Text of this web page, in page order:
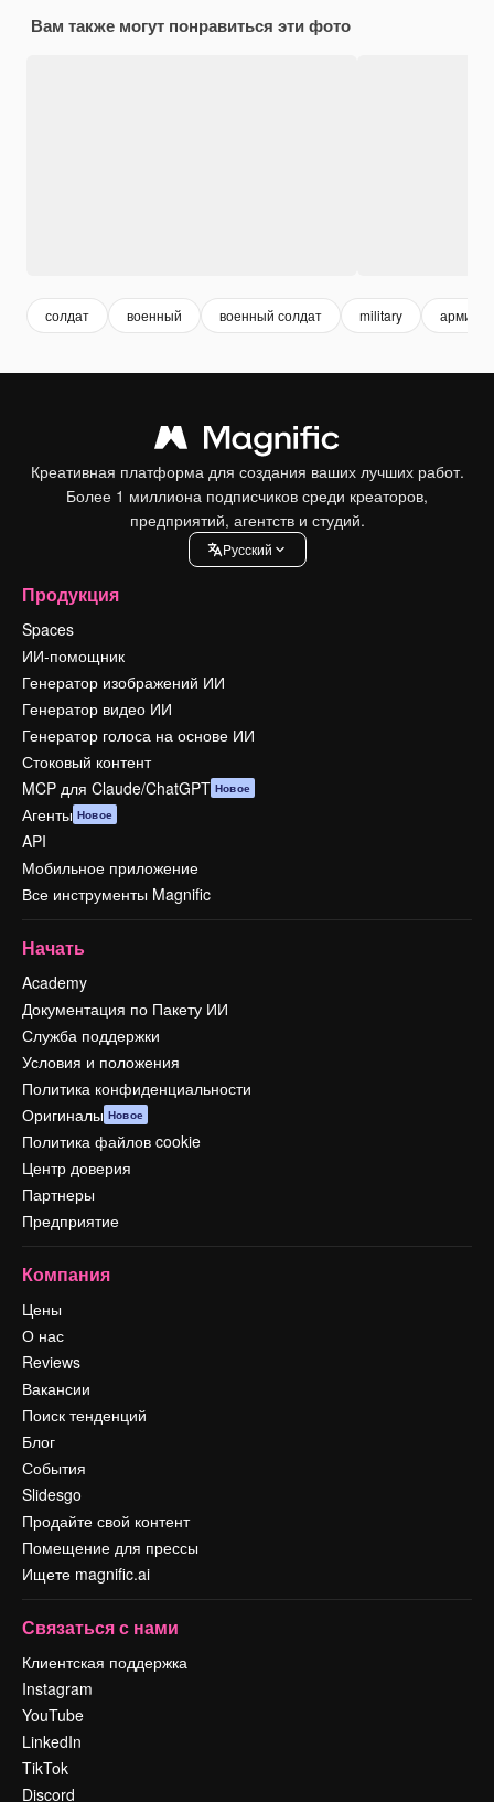
Вам также могут понравиться эти фото
солдат военный военный солдат military армия
Креативная платформа для создания ваших лучших работ.
Более 1 миллиона подписчиков среди креаторов,
предприятий, агентств и студий.
Pусский
Продукция
Spaces
ИИ-помощник
Генератор изображений ИИ
Генератор видео ИИ
Генератор голоса на основе ИИ
Стоковый контент
MCP для Claude/ChatGPT Новое
Агенты Новое
API
Мобильное приложение
Все инструменты Magnific
Начать
Academy
Документация по Пакету ИИ
Служба поддержки
Условия и положения
Политика конфиденциальности
Оригиналы Новое
Политика файлов cookie
Центр доверия
Партнеры
Предприятие
Компания
Цены
О нас
Reviews
Вакансии
Поиск тенденций
Блог
События
Slidesgo
Продайте свой контент
Помещение для прессы
Ищете magnific.ai
Связаться с нами
Клиентская поддержка
Instagram
YouTube
LinkedIn
TikTok
Discord